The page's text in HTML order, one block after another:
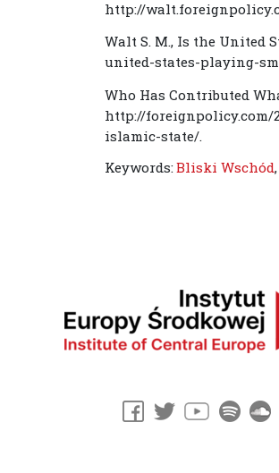
http://
Walt S. M., Is the United
united-states-playing-
Who Has Contributed
http://
islamic-state/.
Keywords:Bliski Wschód,